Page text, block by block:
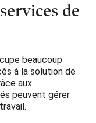
de
beaucoup
à la solution de
aux
peuvent gérer